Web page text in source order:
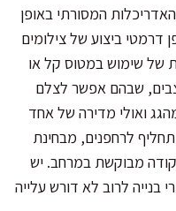
המסורתי באופן
דרמטי ביצוע של צילומים
של שימוש במטוס קל או
שבהם אפשר לצלם
ואולי מדירה של אחד
לרחפנים, מבחינת
מבוקשת במרחב. יש
לרוב לא דורש עלייה